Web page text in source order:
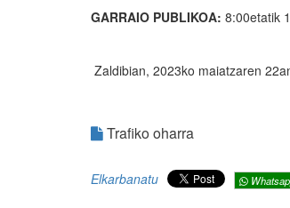
GARRAIO PUBLIKOA: 8:00etatik
Zaldibian, 2023ko maiatzaren
Trafiko oharra
Elkarbanatu